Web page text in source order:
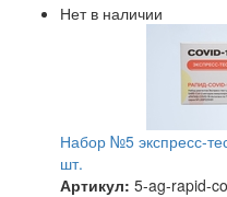
Нет в наличии
Набор №5 экспресс-
шт.
Артикул: 5-ag-rapid-